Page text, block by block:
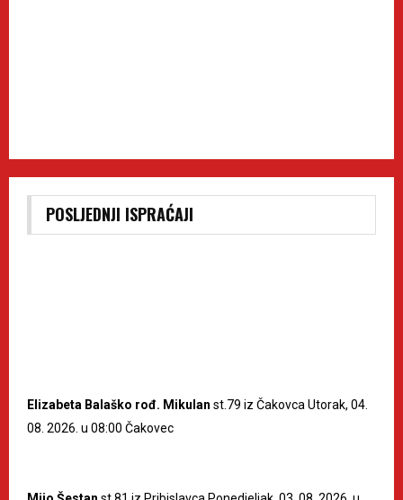
POSLJEDNJI ISPRAĆAJI
Elizabeta Balaško rođ. Mikulan st.79 iz Čakovca Utorak, 04.
08. 2026. u 08:00 Čakovec